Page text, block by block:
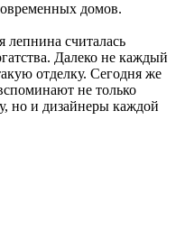
домов.
лепнина считалась
Далеко не каждый
отделку. Сегодня же
не только
но и дизайнеры каждой